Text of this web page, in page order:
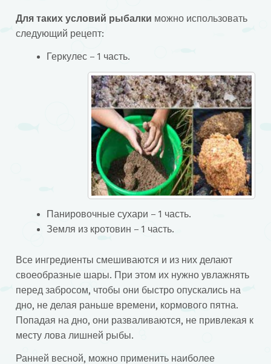
Для таких условий рыбалки можно использовать
следующий рецепт:
Геркулес – 1 часть.
Панировочные сухари – 1 часть.
Земля из кротовин – 1 часть.
Все ингредиенты смешиваются и из них делают
своеобразные шары. При этом их нужно увлажнять
перед забросом, чтобы они быстро опускались на
дно, не делая раньше времени, кормового пятна.
Попадая на дно, они разваливаются, не привлекая к
месту лова лишней рыбы.
Ранней весной, можно применить наиболее